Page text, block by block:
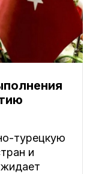
турецкую
и